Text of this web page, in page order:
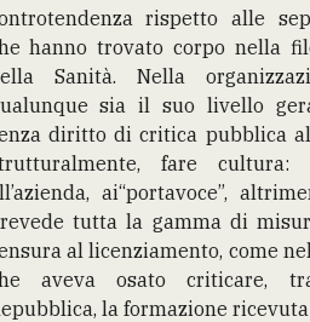
rispetto alle
hanno trovato corpo nella
Sanità. Nella
sia il suo livello
diritto di critica pubblica
fare
ai“portavoce”,
tutta la gamma di
al licenziamento, come
aveva osato criticare,
la formazione ricevuta